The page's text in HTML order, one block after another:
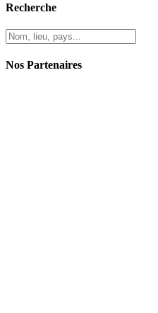
Recherche
Nos Partenaires